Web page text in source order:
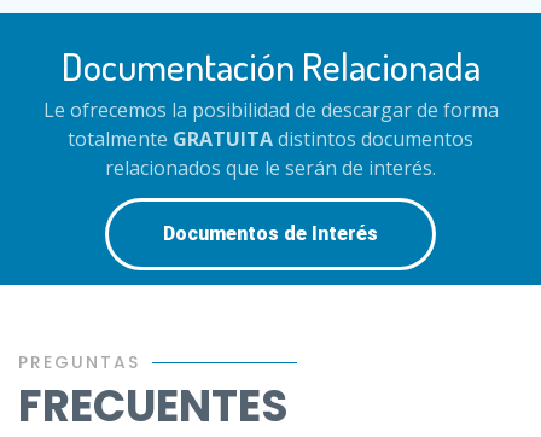
Documentación Relacionada
Le ofrecemos la posibilidad de descargar de forma
totalmente GRATUITAdistintos documentos
relacionados que le serán de interés.
Documentos de Interés
PREGUNTAS
FRECUENTES